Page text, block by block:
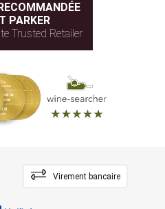
PARKER
Trusted Retailer
Virement bancaire